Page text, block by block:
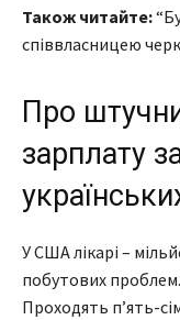
Також читайте:
співвласницею
Про
зарплату
У США лікарі –
побутових
Проходять п’ять-